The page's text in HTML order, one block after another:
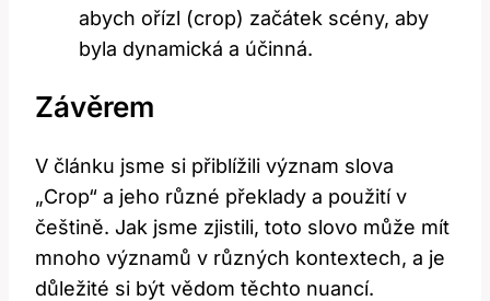
abych ořízl (crop) začátek scény, aby
byla dynamická a účinná.
Závěrem
V článku jsme si přiblížili význam slova
„Crop“ a jeho různé překlady a použití v
češtině. Jak jsme zjistili, toto slovo může mít
mnoho významů v různých kontextech, a je
důležité si být vědom těchto nuancí.